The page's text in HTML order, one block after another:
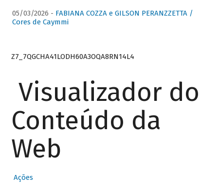
05/03/2026 - FABIANA COZZA e GILSON PERANZZETTA /
Cores de Caymmi
Z7_7QGCHA41LODH60A3OQA8RN14L4
Visualizador do
Conteúdo da
Web
Ações